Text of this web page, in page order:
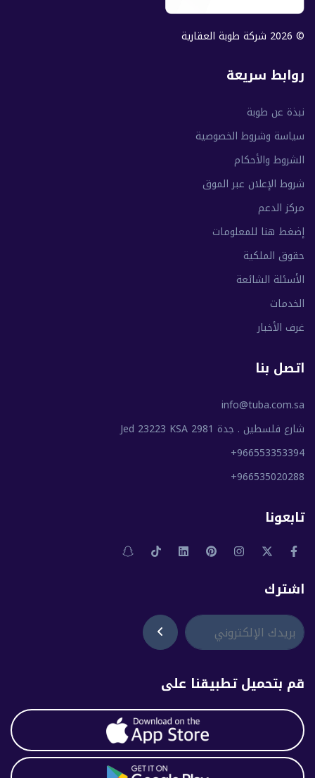
© 2026 شركة طوبة العقارية
روابط سريعة
نبذة عن طوبة
سياسة وشروط الخصوصية
الشروط والأحكام
شروط الإعلان عبر الموق
مركز الدعم
إضغط هنا للمعلومات
حقوق الملكية
الأسئلة الشائعة
الخدمات
غرف الأخبار
اتصل بنا
info@tuba.com.sa
شارع فلسطين . جدة 2981 Jed 23223 KSA
+966553353394
+966535020288
تابعونا
اشترك
قم بتحميل تطبيقنا على